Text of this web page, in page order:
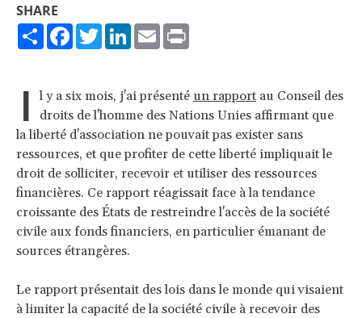
SHARE
ShareFacebook
TwitterLinkedIn
Email
I l y a six mois, j'ai présenté un rapport au Conseil des
droits de l'homme des Nations Unies affirmant que
la liberté d'association ne pouvait pas exister sans
ressources, et que profiter de cette liberté impliquait le
droit de solliciter, recevoir et utiliser des ressources
financières. Ce rapport réagissait face à la tendance
croissante des États de restreindre l'accès de la société
civile aux fonds financiers, en particulier émanant de
sources étrangères.
Le rapport présentait des lois dans le monde qui visaient
à limiter la capacité de la société civile à recevoir des